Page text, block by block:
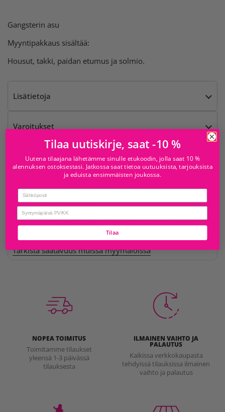
Gangsterin asu
Myyntipakkaus sisältää:
Housut, takki, paidan etumus ja solmio.
Lisätietoja
Varoitukset
Saatavilla kohteesta
Juhlamaailma Iso
Omena
Myymälän tiedot
Tavallisesti valmis 24 tunnissa
Juhlamaailma Sello Tavallisesti valmis 24 tunnissa
Tarkista saatavuus muissa myymälöissä
NOPEA TOIMITUS
Toimitamme tilaukset
yleensä 1-3 päivässä
tilauksesta
ILMAINEN VAIHTO JA
PALAUTUS
Kaikissa verkkokaupasta
tehdyissä tilauksissa ilmainen
vaihto ja palautus
Tilaa uutiskirje, saat -10 %
Uutena tilaajana lähetämme sinulle etukoodin, jolla saat 10 %
alennuksen ostoksestasi. Jatkossa saat tietoa uutuuksista, tarjouksista
ja eduista ensimmäisten joukossa.
Email
birthday
Tilaa